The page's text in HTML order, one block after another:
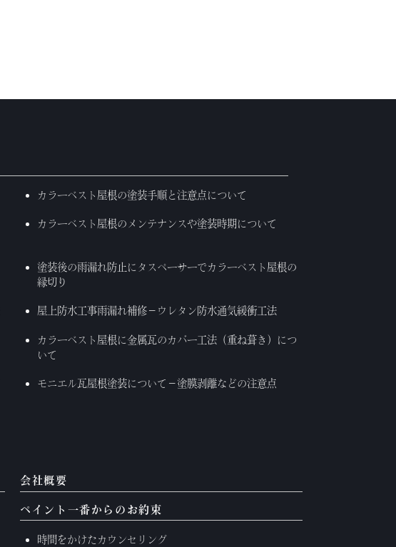
カラーベスト屋根の塗装手順と注意点について
カラーベスト屋根のメンテナンスや塗装時期について
塗装後の雨漏れ防止にタスペーサーでカラーベスト屋根の
縁切り
屋上防水工事雨漏れ補修－ウレタン防水通気緩衝工法
カラーベスト屋根に金属瓦のカバー工法（重ね葺き）につ
いて
モニエル瓦屋根塗装について－塗膜剥離などの注意点
会社概要
ペイント一番からのお約束
時間をかけたカウンセリング